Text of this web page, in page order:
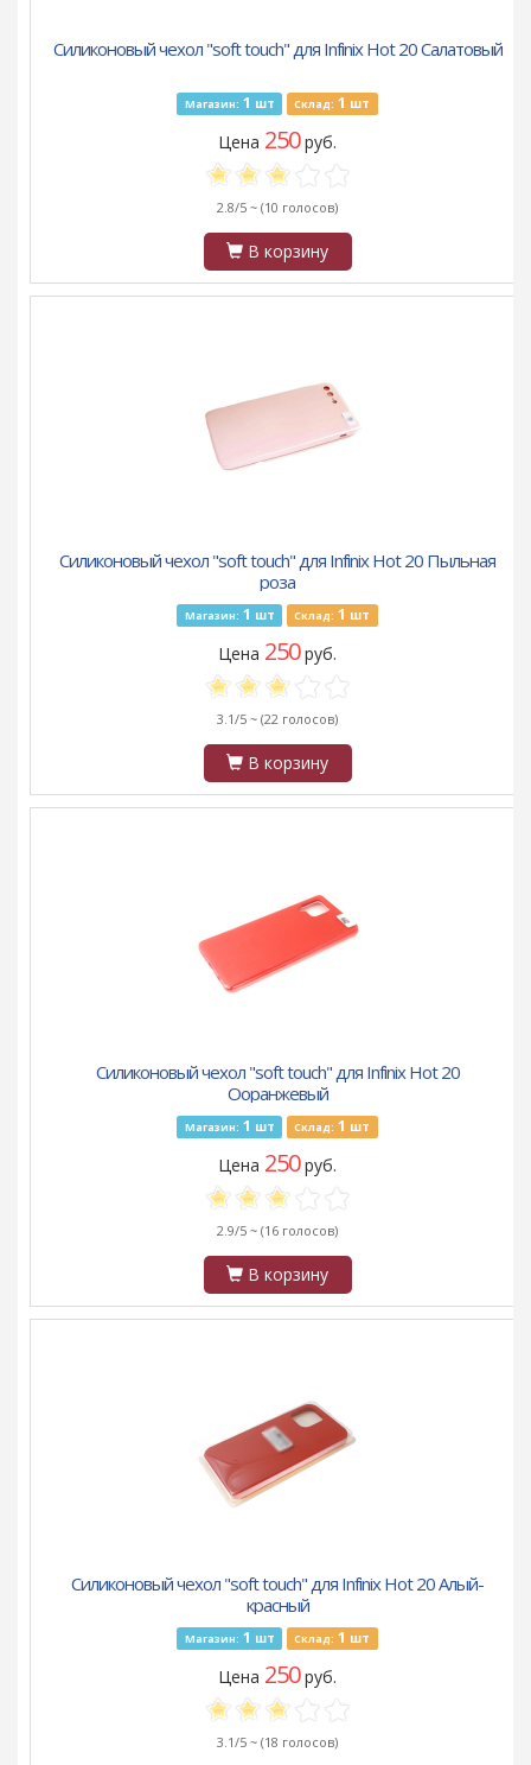
Силиконовый чехол "soft touch" для Infinix Hot 20 Салатовый
Магазин: 1 шт Склад: 1 шт
Цена 250руб.
2.8/5 ~ (10 голосов)
В корзину
Силиконовый чехол "soft touch" для Infinix Hot 20 Пыльная
роза
Магазин: 1 шт Склад: 1 шт
Цена 250руб.
3.1/5 ~ (22 голосов)
В корзину
Силиконовый чехол "soft touch" для Infinix Hot 20
Ооранжевый
Магазин: 1 шт Склад: 1 шт
Цена 250руб.
2.9/5 ~ (16 голосов)
В корзину
Силиконовый чехол "soft touch" для Infinix Hot 20 Алый-
красный
Магазин: 1 шт Склад: 1 шт
Цена 250руб.
3.1/5 ~ (18 голосов)